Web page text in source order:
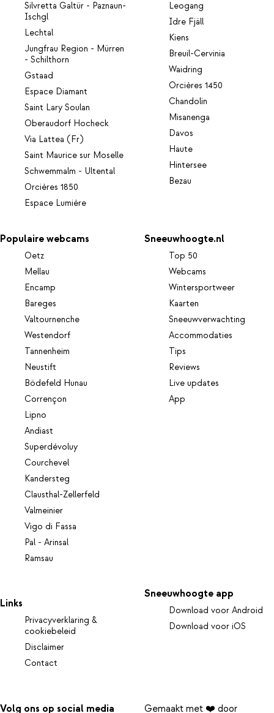
Silvretta Galtür - Paznaun-
Ischgl
Lechtal
Jungfrau Region - Mürren
- Schilthorn
Gstaad
Espace Diamant
Saint Lary Soulan
Oberaudorf Hocheck
Via Lattea (Fr)
Saint Maurice sur Moselle
Schwemmalm - Ultental
Orcières 1850
Espace Lumière
Leogang
Idre Fjäll
Kiens
Breuil-Cervinia
Waidring
Orcières 1450
Chandolin
Misanenga
Davos
Haute
Hintersee
Bezau
Populaire webcams
Oetz
Mellau
Encamp
Bareges
Valtournenche
Westendorf
Tannenheim
Neustift
Bödefeld Hunau
Corrençon
Lipno
Andiast
Superdévoluy
Courchevel
Kandersteg
Clausthal-Zellerfeld
Valmeinier
Vigo di Fassa
Pal - Arinsal
Ramsau
Sneeuwhoogte.nl
Top 50
Webcams
Wintersportweer
Kaarten
Sneeuwverwachting
Accommodaties
Tips
Reviews
Live updates
App
Links
Privacyverklaring &
cookiebeleid
Disclaimer
Contact
Sneeuwhoogte app
Download voor Android
Download voor iOS
Volg ons op social media Gemaakt met ❤️ door